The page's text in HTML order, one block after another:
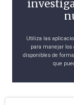
Utiliza las
para manejar los
disponibles de
que